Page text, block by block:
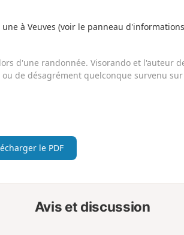
à Veuves (voir le panneau
d'une randonnée. Visorando et l'auteur
de désagrément quelconque survenu
le PDF
Avis et discussion